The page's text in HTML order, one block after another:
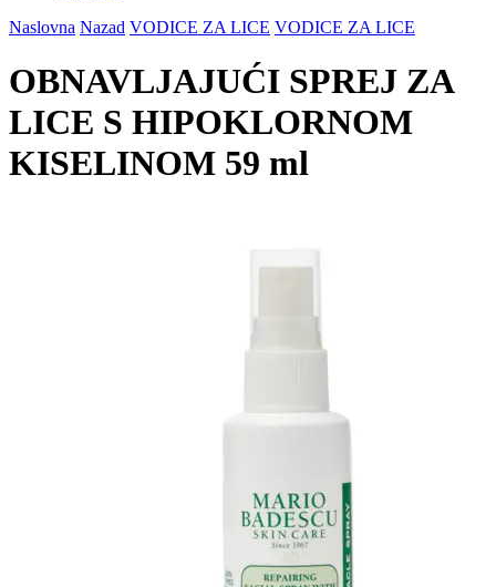
Naslovna Nazad VODICE ZA LICE VODICE ZA LICE
OBNAVLJAJUĆI SPREJ ZA
LICE S HIPOKLORNOM
KISELINOM 59 ml